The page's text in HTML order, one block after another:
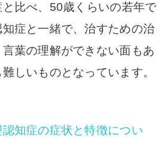
比べ、50歳くらいの若年で
症と一緒で、治すための治
葉の理解ができない面もあ
しいものとなっています。
認知症の症状と特徴につい